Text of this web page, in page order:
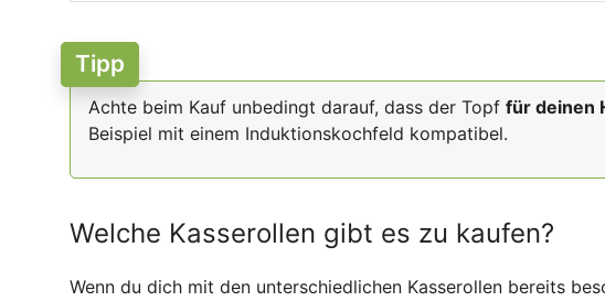
Tipp
Achte beim Kauf unbedingt darauf, dass der Topf für deinen
Beispiel mit einem Induktionskochfeld kompatibel.
Welche Kasserollen gibt es zu kaufen?
Wenn du dich mit den unterschiedlichen Kasserollen bereits